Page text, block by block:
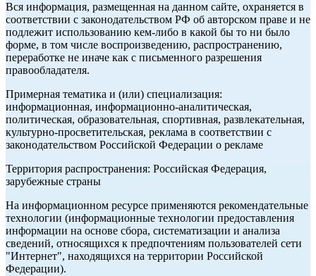
Вся информация, размещенная на данном сайте, охраняется в
соответствии с законодательством РФ об авторском праве и не
подлежит использованию кем-либо в какой бы то ни было
форме, в том числе воспроизведению, распространению,
переработке не иначе как с письменного разрешения
правообладателя.
Примерная тематика и (или) специализация:
информационная, информационно-аналитическая,
политическая, образовательная, спортивная, развлекательная,
культурно-просветительская, реклама в соответствии с
законодательством Российской Федерации о рекламе
Территория распространения: Российская Федерация,
зарубежные страны
На информационном ресурсе применяются рекомендательные
технологии (информационные технологии предоставления
информации на основе сбора, систематизации и анализа
сведений, относящихся к предпочтениям пользователей сети
"Интернет", находящихся на территории Российской
Федерации).